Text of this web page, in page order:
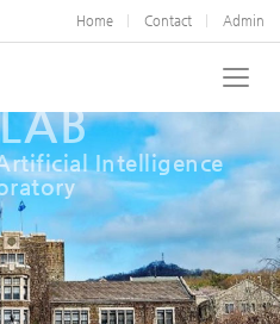
Home Contact Admin
Intelligence